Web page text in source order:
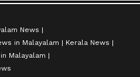
News
in Malayalam
Kerala News
Malayalam